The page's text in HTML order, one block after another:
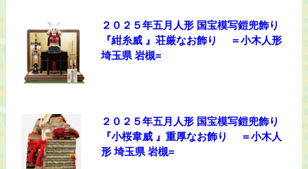
２０２５年五月人形 国宝模写鎧兜飾り
『紺糸威 』荘厳なお飾り ＝小木人形
埼玉県 岩槻=
２０２５年五月人形 国宝模写鎧兜飾り
『小桜韋威 』重厚なお飾り ＝小木人
形 埼玉県 岩槻=